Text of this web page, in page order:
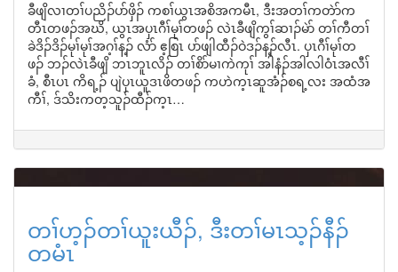
ခီဖျိလၢတၢ်ပညိၣ်ပာ်ဖှိၣ် ကစၢ်ယွၤအစိအကမီၤ, ဒီးအတၢ်ကတဲာ်က
တီၤတဖၣ်အဃိ, ယွၤအပှၤဂီၢ်မုၢ်တဖၣ် လဲၤခီဖျိကွၢ်ဆၢၣ်မဲာ် တၢ်ကီတၢ်
ခဲဒိၣ်ဒိၣ်မုၢ်မုၢ်အဂ့ၢ်န့ၣ် လံာ် ဧ့စြၤ ပာ်ဖျါထီၣ်ဝဲဒၣ်န့ၣ်လီၤ. ပှၤဂီၢ်မုၢ်တ
ဖၣ် ဘၣ်လဲၤခီဖျိ ဘၤဘူၤလိၣ် တၢ်စိာ်မၢကဲကုၢ် အါနံၣ်အါလါဝံၤအလီၢ်
ခံ, စီၤပၤ ကိရ့ၣ် ပျဲပှၤယူဒၤဖိတဖၣ် ကဟဲက့ၤဆူအံၣ်စရ့လး အထံအ
ကီၢ်, ဒ်သိးကတ့သူၣ်ထီၣ်က့ၤ…
တၢ်ဟ့ၣ်တၢ်ယူးယီၣ်, ဒီးတၢ်မၤသ့ၣ်နီၣ်
တမံၤ